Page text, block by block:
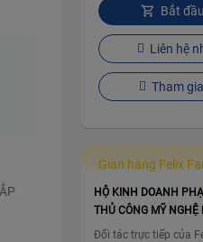
Bắt
Liên hệ
Tham
Gian hàng Felix
HỘ KINH DOANH
THỦ CÔNG MỸ NGHỆ
Đối tác trực tiếp của